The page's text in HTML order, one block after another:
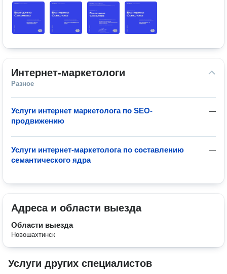
Интернет-маркетологи
Разное
—
Услуги интернет маркетолога по SEO-
продвижению
—
Услуги интернет-маркетолога по составлению
семантического ядра
Адреса и области выезда
Области выезда
Новошахтинск
Услуги других специалистов